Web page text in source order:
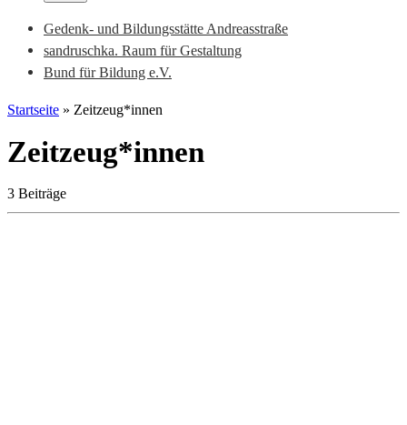
Gedenk- und Bildungsstätte Andreasstraße
sandruschka. Raum für Gestaltung
Bund für Bildung e.V.
Startseite » Zeitzeug*innen
Zeitzeug*innen
3 Beiträge